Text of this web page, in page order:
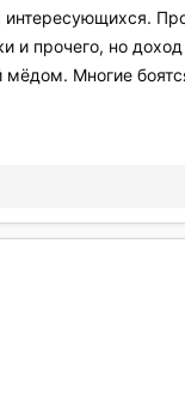
и прочего, но
Многие